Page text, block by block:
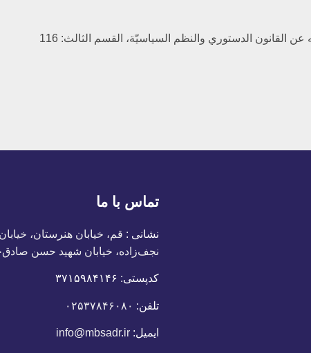
تماس با ما
نشانی : قم، خیابان هنرستان،
نجف‌زاده، خیابان شهید حسن
کدپستی:
تلفن: ۰۲۵۳۷۸۴۶۰۸۰
ایمیل: info@mbsadr.ir